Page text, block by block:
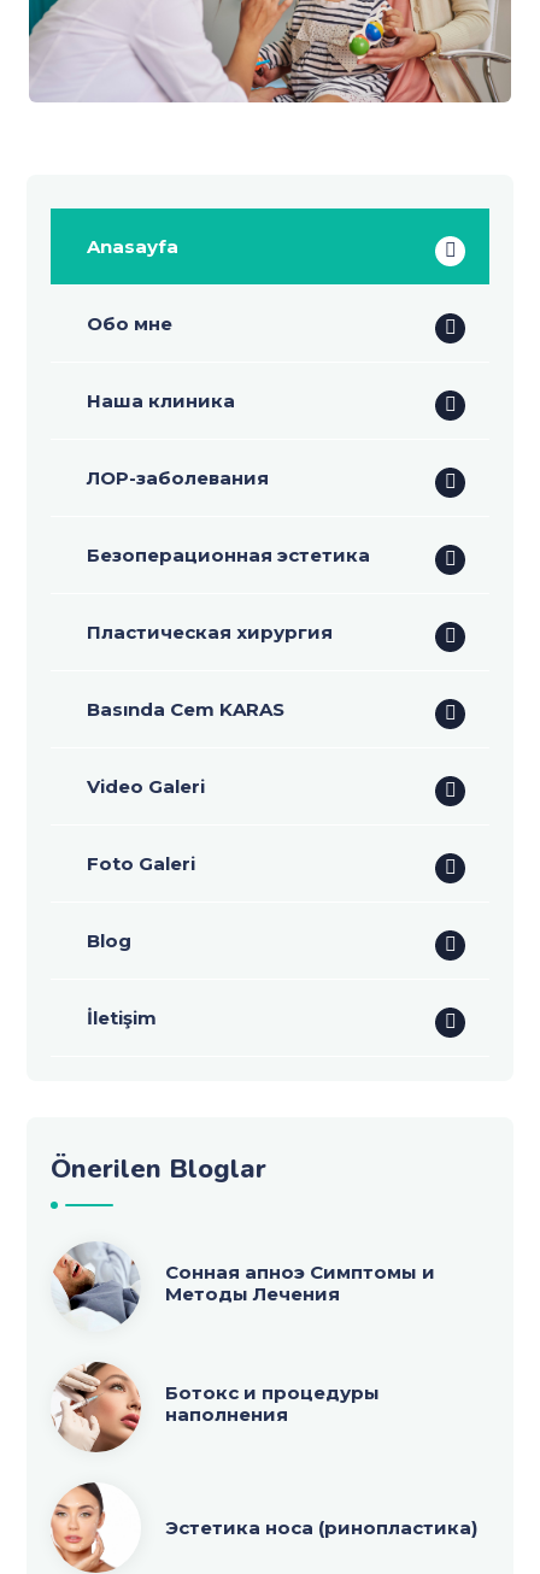
Anasayfa
Обо мне
Наша клиника
ЛОР-заболевания
Безоперационная эстетика
Пластическая хирургия
Basında Cem KARAS
Video Galeri
Foto Galeri
Blog
İletişim
Önerilen Bloglar
Сонная апноэ Симптомы и
Методы Лечения
Ботокс и процедуры
наполнения
Эстетика носа (ринопластика)